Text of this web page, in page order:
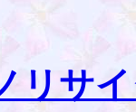
リサ